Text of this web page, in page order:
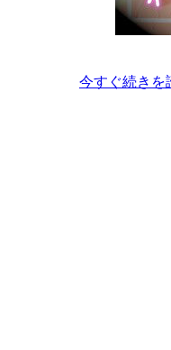
今すぐ続きを